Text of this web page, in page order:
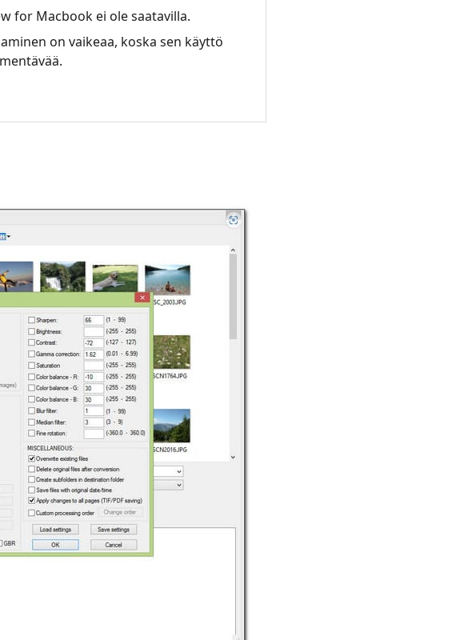
for Macbook ei ole saatavilla.
on vaikeaa, koska sen käyttö